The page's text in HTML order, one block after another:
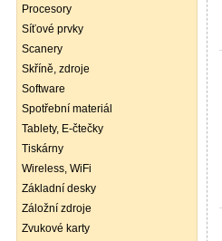
Procesory
Síťové prvky
Scanery
Skříně, zdroje
Software
Spotřební materiál
Tablety, E-čtečky
Tiskárny
Wireless, WiFi
Základní desky
Záložní zdroje
Zvukové karty